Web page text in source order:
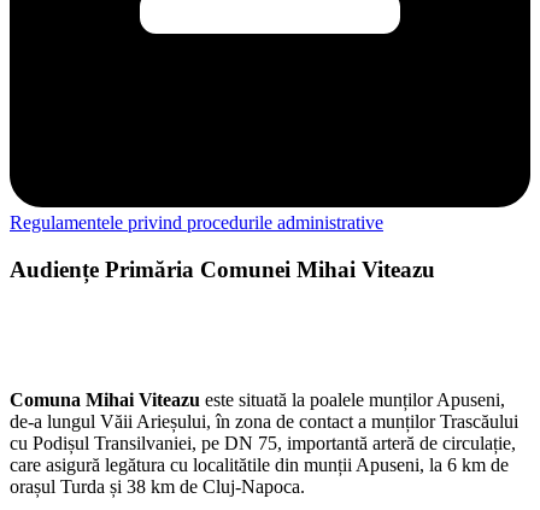
Regulamentele privind procedurile administrative
Audiențe Primăria Comunei Mihai Viteazu
Comuna Mihai Viteazu este situată la poalele munților Apuseni,
de-a lungul Văii Arieșului, în zona de contact a munților Trascăului
cu Podișul Transilvaniei, pe DN 75, importantă arteră de circulație,
care asigură legătura cu localitătile din munții Apuseni, la 6 km de
orașul Turda și 38 km de Cluj-Napoca.